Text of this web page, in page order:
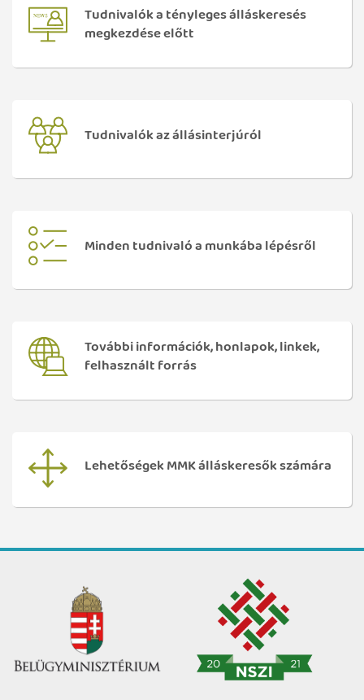
Tudnivalók a tényleges álláskeresés
megkezdése előtt
Tudnivalók az állásinterjúról
Minden tudnivaló a munkába lépésről
További információk, honlapok, linkek,
felhasznált forrás
Lehetőségek MMK álláskeresők számára